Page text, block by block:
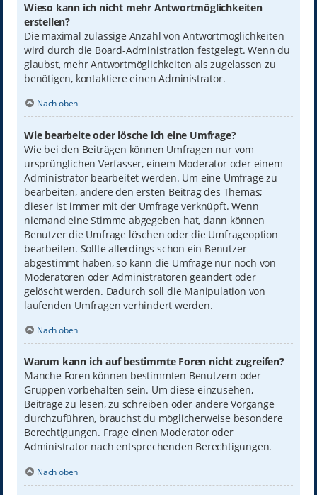
Wieso kann ich nicht mehr Antwortmöglichkeiten
erstellen?
Die maximal zulässige Anzahl von Antwortmöglichkeiten
wird durch die Board-Administration festgelegt. Wenn du
glaubst, mehr Antwortmöglichkeiten als zugelassen zu
benötigen, kontaktiere einen Administrator.
Nach oben
Wie bearbeite oder lösche ich eine Umfrage?
Wie bei den Beiträgen können Umfragen nur vom
ursprünglichen Verfasser, einem Moderator oder einem
Administrator bearbeitet werden. Um eine Umfrage zu
bearbeiten, ändere den ersten Beitrag des Themas;
dieser ist immer mit der Umfrage verknüpft. Wenn
niemand eine Stimme abgegeben hat, dann können
Benutzer die Umfrage löschen oder die Umfrageoption
bearbeiten. Sollte allerdings schon ein Benutzer
abgestimmt haben, so kann die Umfrage nur noch von
Moderatoren oder Administratoren geändert oder
gelöscht werden. Dadurch soll die Manipulation von
laufenden Umfragen verhindert werden.
Nach oben
Warum kann ich auf bestimmte Foren nicht zugreifen?
Manche Foren können bestimmten Benutzern oder
Gruppen vorbehalten sein. Um diese einzusehen,
Beiträge zu lesen, zu schreiben oder andere Vorgänge
durchzuführen, brauchst du möglicherweise besondere
Berechtigungen. Frage einen Moderator oder
Administrator nach entsprechenden Berechtigungen.
Nach oben